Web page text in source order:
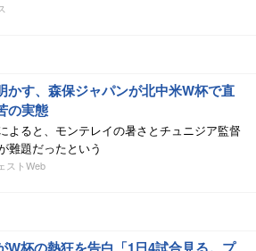
かす、森保ジャパンが北中米W杯で直
の実態
よると、モンテレイの暑さとチュニジア監督
難題だったという
ストWeb